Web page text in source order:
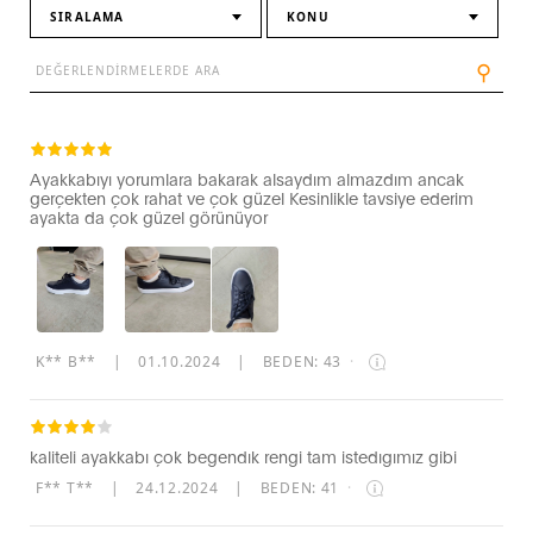
SIRALAMA KONU
⚲
Ayakkabıyı yorumlara bakarak alsaydım almazdım ancak
gerçekten çok rahat ve çok güzel Kesinlikle tavsiye ederim
ayakta da çok güzel görünüyor
K** B** | 01.10.2024 | BEDEN: 43 ·
kaliteli ayakkabı çok begendık rengi tam istedıgımız gibi
F** T** | 24.12.2024 | BEDEN: 41 ·